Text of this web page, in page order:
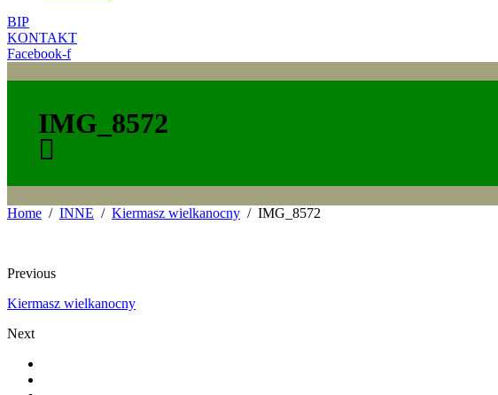
BIP
KONTAKT
Facebook-f
IMG_8572
Home INNE Kiermasz wielkanocny IMG_8572
Previous
Kiermasz wielkanocny
Next